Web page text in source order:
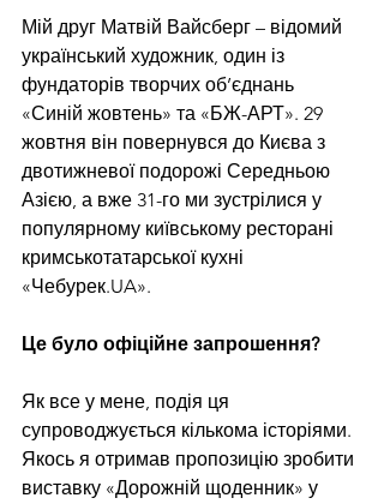
Мій друг Матвій Вайсберг – відомий
український художник, один із
фундаторів творчих об’єднань
«Синій жовтень» та «БЖ-АРТ». 29
жовтня він повернувся до Києва з
двотижневої подорожі Середньою
Азією, а вже 31-го ми зустрілися у
популярному київському ресторані
кримськотатарської кухні
«Чебурек.UA».
Це було офіційне запрошення?
Як все у мене, подія ця
супроводжується кількома історіями.
Якось я отримав пропозицію зробити
виставку «Дорожній щоденник» у